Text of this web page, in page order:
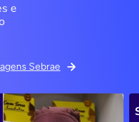
e
Sebrae